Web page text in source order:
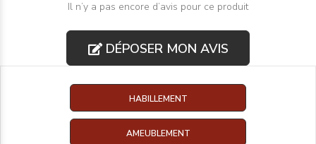
Il n’y a pas encore d’avis pour ce produit
DÉPOSER MON AVIS
HABILLEMENT
AMEUBLEMENT